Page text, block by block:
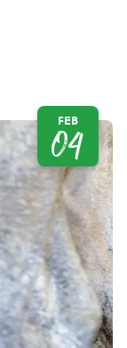
FEB
04